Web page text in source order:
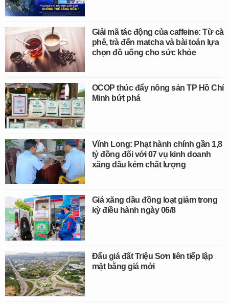
Giải mã tác động của caffeine: Từ cà
phê, trà đến matcha và bài toán lựa
chọn đồ uống cho sức khỏe
OCOP thúc đẩy nông sản TP Hồ Chí
Minh bứt phá
Vĩnh Long: Phạt hành chính gần 1,8
tỷ đồng đối với 07 vụ kinh doanh
xăng dầu kém chất lượng
Giá xăng dầu đồng loạt giảm trong
kỳ điều hành ngày 06/8
Đấu giá đất Triệu Sơn liên tiếp lập
mặt bằng giá mới